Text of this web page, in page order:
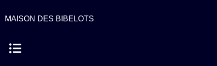
MAISON DES BIBELOTS
Menu